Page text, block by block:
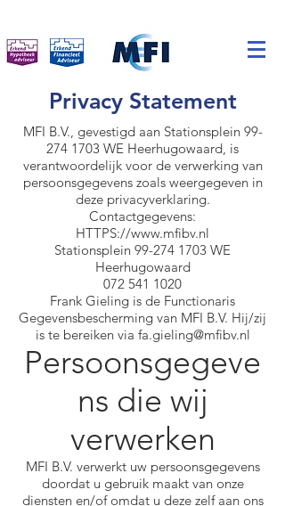
Privacy Statement
MFI B.V., gevestigd aan Stationsplein 99-
274 1703 WE Heerhugowaard, is
verantwoordelijk voor de verwerking van
persoonsgegevens zoals weergegeven in
deze privacyverklaring.
Contactgegevens:
HTTPS://www.mfibv.nl
Stationsplein 99-274 1703 WE
Heerhugowaard
072 541 1020
Frank Gieling is de Functionaris
Gegevensbescherming van MFI B.V. Hij/zij
is te bereiken via fa.gieling@mfibv.nl
Persoonsgegeve
ns die wij
verwerken
MFI B.V. verwerkt uw persoonsgegevens
doordat u gebruik maakt van onze
diensten en/of omdat u deze zelf aan ons